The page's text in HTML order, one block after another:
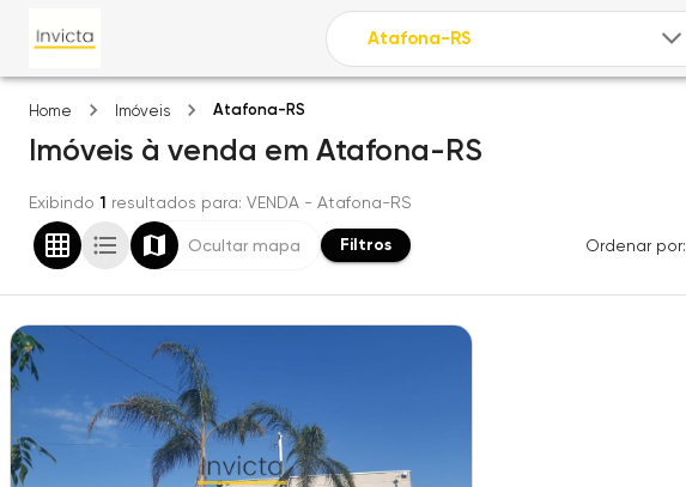
Home Imóveis Atafona-RS
Imóveis à venda em Atafona-RS
Exibindo 1 resultados para: VENDA - Atafona-RS
Ocultar mapa Filtros Ordenar por: